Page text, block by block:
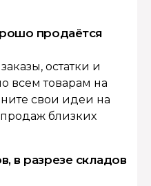
продаётся
остатки и
всем товарам на
свои идеи на
близких
в разрезе складов